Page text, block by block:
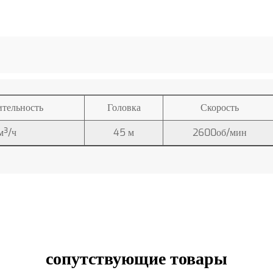
исключает
пользователя и
Возможность
самовсасывающего
Головка Скорость
ч 45 м 2600об/мин
сопутствующие товары